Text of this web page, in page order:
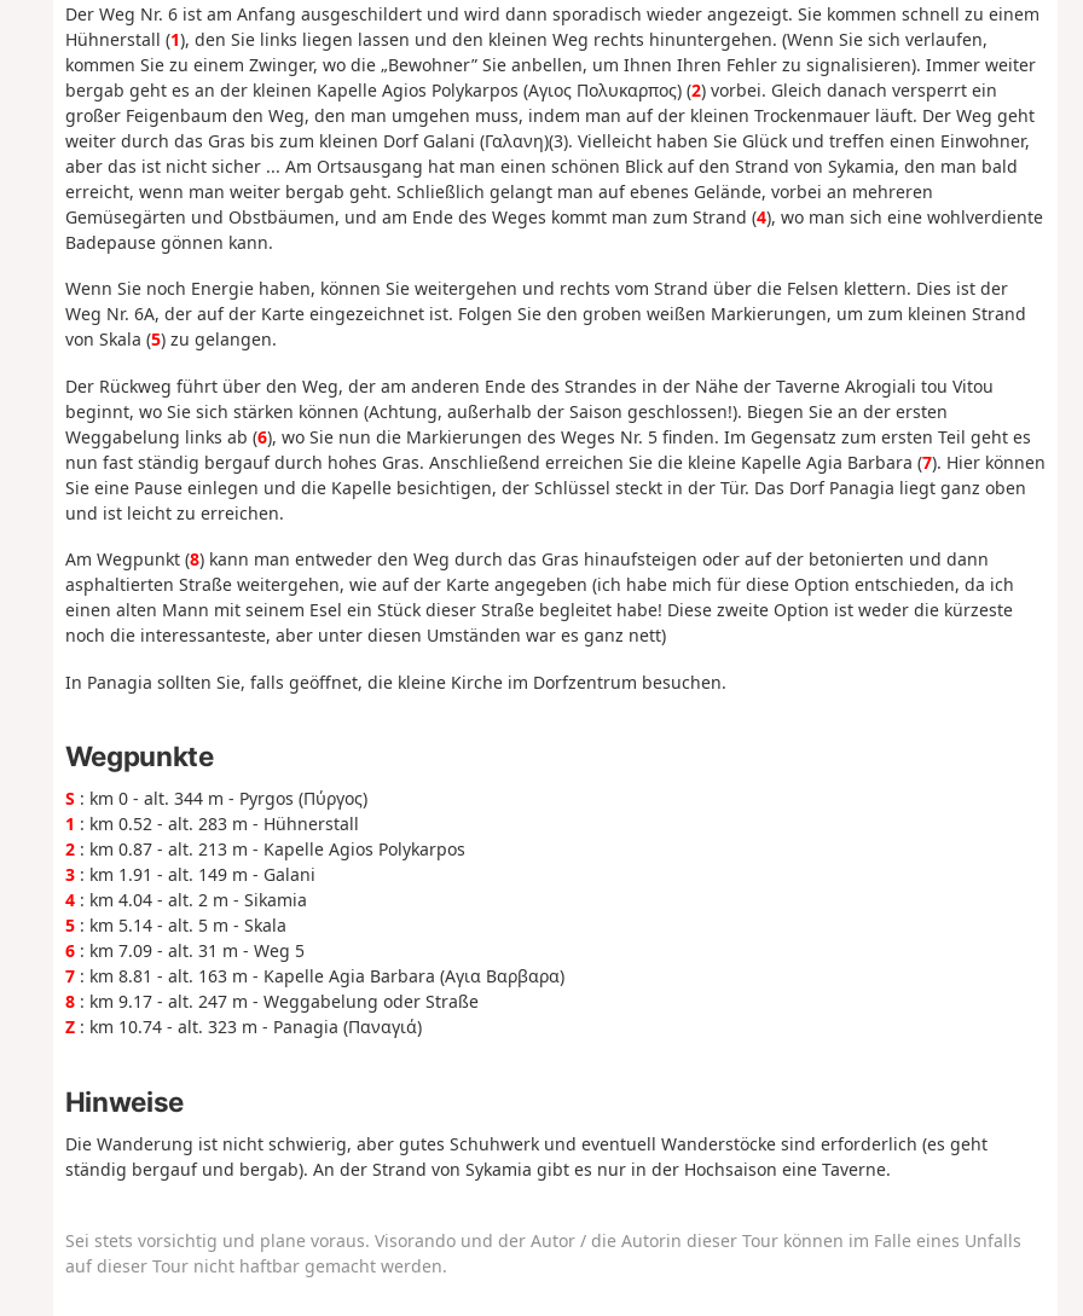
Der Weg Nr. 6 ist am Anfang ausgeschildert und wird dann sporadisch wieder angezeigt. Sie kommen schnell zu einem
Hühnerstall (1), den Sie links liegen lassen und den kleinen Weg rechts hinuntergehen. (Wenn Sie sich verlaufen,
kommen Sie zu einem Zwinger, wo die „Bewohner” Sie anbellen, um Ihnen Ihren Fehler zu signalisieren). Immer weiter
bergab geht es an der kleinen Kapelle Agios Polykarpos (Αγιος Πολυκαρπος) (2) vorbei. Gleich danach versperrt ein
großer Feigenbaum den Weg, den man umgehen muss, indem man auf der kleinen Trockenmauer läuft. Der Weg geht
weiter durch das Gras bis zum kleinen Dorf Galani (Γαλανη)(3). Vielleicht haben Sie Glück und treffen einen Einwohner,
aber das ist nicht sicher ... Am Ortsausgang hat man einen schönen Blick auf den Strand von Sykamia, den man bald
erreicht, wenn man weiter bergab geht. Schließlich gelangt man auf ebenes Gelände, vorbei an mehreren
Gemüsegärten und Obstbäumen, und am Ende des Weges kommt man zum Strand (4), wo man sich eine wohlverdiente
Badepause gönnen kann.
Wenn Sie noch Energie haben, können Sie weitergehen und rechts vom Strand über die Felsen klettern. Dies ist der
Weg Nr. 6A, der auf der Karte eingezeichnet ist. Folgen Sie den groben weißen Markierungen, um zum kleinen Strand
von Skala (5) zu gelangen.
Der Rückweg führt über den Weg, der am anderen Ende des Strandes in der Nähe der Taverne Akrogiali tou Vitou
beginnt, wo Sie sich stärken können (Achtung, außerhalb der Saison geschlossen!). Biegen Sie an der ersten
Weggabelung links ab (6), wo Sie nun die Markierungen des Weges Nr. 5 finden. Im Gegensatz zum ersten Teil geht es
nun fast ständig bergauf durch hohes Gras. Anschließend erreichen Sie die kleine Kapelle Agia Barbara (7). Hier können
Sie eine Pause einlegen und die Kapelle besichtigen, der Schlüssel steckt in der Tür. Das Dorf Panagia liegt ganz oben
und ist leicht zu erreichen.
Am Wegpunkt (8) kann man entweder den Weg durch das Gras hinaufsteigen oder auf der betonierten und dann
asphaltierten Straße weitergehen, wie auf der Karte angegeben (ich habe mich für diese Option entschieden, da ich
einen alten Mann mit seinem Esel ein Stück dieser Straße begleitet habe! Diese zweite Option ist weder die kürzeste
noch die interessanteste, aber unter diesen Umständen war es ganz nett)
In Panagia sollten Sie, falls geöffnet, die kleine Kirche im Dorfzentrum besuchen.
Wegpunkte
S : km 0 - alt. 344 m - Pyrgos (Πύργος)
1 : km 0.52 - alt. 283 m - Hühnerstall
2: km 0.87 - alt. 213 m - Kapelle Agios Polykarpos
3: km 1.91 - alt. 149 m - Galani
4: km 4.04 - alt. 2 m - Sikamia
5: km 5.14 - alt. 5 m - Skala
6: km 7.09 - alt. 31 m - Weg 5
7: km 8.81 - alt. 163 m - Kapelle Agia Barbara (Αγια Βαρβαρα)
8: km 9.17 - alt. 247 m - Weggabelung oder Straße
Z: km 10.74 - alt. 323 m - Panagia (Παναγιά)
Hinweise
Die Wanderung ist nicht schwierig, aber gutes Schuhwerk und eventuell Wanderstöcke sind erforderlich (es geht
ständig bergauf und bergab). An der Strand von Sykamia gibt es nur in der Hochsaison eine Taverne.
Sei stets vorsichtig und plane voraus. Visorando und der Autor / die Autorin dieser Tour können im Falle eines Unfalls
auf dieser Tour nicht haftbar gemacht werden.